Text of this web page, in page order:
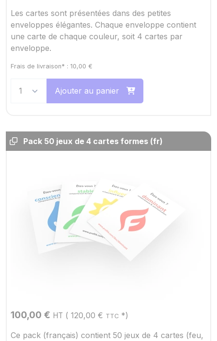
Les cartes sont présentées dans des petites
enveloppes élégantes. Chaque enveloppe contient
une carte de chaque couleur, soit 4 cartes par
enveloppe.
Frais de livraison* : 10,00 €
Ajouter au panier
Pack 50 jeux de 4 cartes formes (fr)
100,00 € HT ( 120,00 € TTC *)
Ce pack (français) contient 50 jeux de 4 cartes (feu,